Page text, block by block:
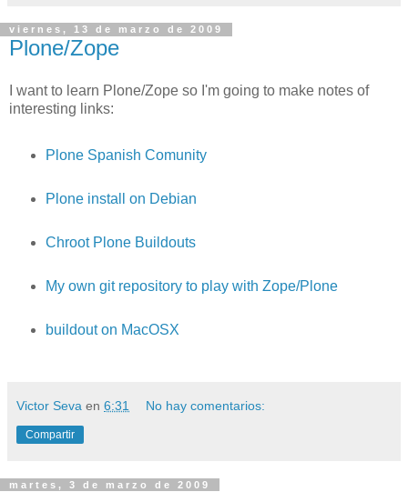
viernes, 13 de marzo de 2009
Plone/Zope
I want to learn Plone/Zope so I'm going to make notes of
interesting links:
Plone Spanish Comunity
Plone install on Debian
Chroot Plone Buildouts
My own git repository to play with Zope/Plone
buildout on MacOSX
Victor Seva en 6:31 No hay comentarios:
Compartir
martes, 3 de marzo de 2009